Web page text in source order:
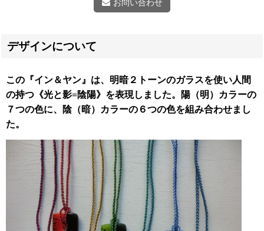
お問い合わせ
デザインについて
この『イン＆ヤン』は、明暗２トーンのガラスを使い人間
の持つ《光と影=陰陽》を表現しました。
陽（明）カラーの
７つの色に、 陰（暗）カラーの６つの色を組み合わせまし
た。